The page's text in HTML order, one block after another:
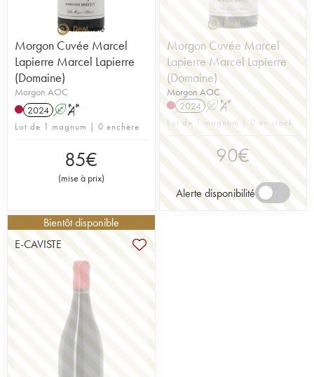
Morgon Cuvée Marcel
Lapierre Marcel Lapierre
(Domaine)
Morgon AOC
2024 A S
Lot de 1 magnum | 0 enchère
85€
(mise à prix)
Morgon Cuvée Marcel
Lapierre Marcel Lapierre
(Domaine)
Morgon AOC
2024 A S
Lot de 1 magnum | 0 en stock
90€
Alerte disponibilité
Bientôt disponible
E-CAVISTE